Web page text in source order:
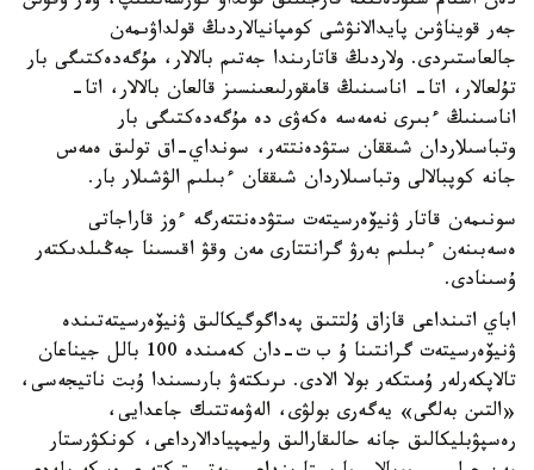
جەر قويناۋىن پايدالانۋشى كومپانيالاردىڭ قولداۋىمەن
جالعاستىردى. ولاردىڭ قاتارىندا جەتىم بالالار، مۇگەدەكتىگى بار
تۇلعالار، اتا- اناسىنىڭ قامقورلىعىنسىز قالعان بالالار، اتا-
اناسىنىڭ ءبىرى نەمەسە ەكەۋى دە مۇگەدەكتىگى بار
وتباسىلاردان شىققان ستۋدەنتتەر، سونداي-اق تولىق ەمەس
جانە كوپبالالى وتباسىلاردان شىققان ءبىلىم الۋشىلار بار.
سونىمەن قاتار ۋنيۆەرسيتەت ستۋدەنتتەرگە ءوز قاراجاتى
ەسەبىنەن ءبىلىم بەرۋ گرانتتارى مەن وقۋ اقىسىنا جەڭىلدىكتەر
ۇسىنادى.
اباي اتىنداعى قازاق ۇلتتىق پەداگوگيكالىق ۋنيۆەرسيتەتىندە
ۋنيۆەرسيتەت گرانتىنا ۇ ب ت-دان كەمىندە 100 بالل جيناعان
تالاپكەرلەر ۇمىتكەر بولا الادى. ىرىكتەۋ بارىسىندا ۇبت ناتيجەسى،
«التىن بەلگى» يەگەرى بولۋى، الەۋمەتتىك جاعدايى،
رەسپۋبليكالىق جانە حالىقارالىق وليمپيادالارداعى، كونكۋرستار